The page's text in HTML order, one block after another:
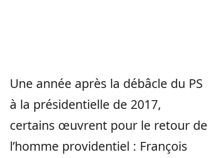
Une année après la débâcle du PS
à la présidentielle de 2017,
certains œuvrent pour le retour de
l’homme providentiel : François